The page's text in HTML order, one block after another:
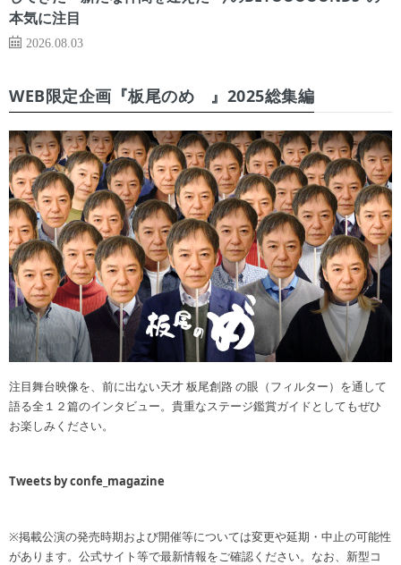
本気に注目
2026.08.03
WEB限定企画『板尾のめ゙』2025総集編
注目舞台映像を、前に出ない天才 板尾創路 の眼（フィルター）を通して
語る全１２篇のインタビュー。貴重なステージ鑑賞ガイドとしてもぜひ
お楽しみください。
Tweets by confe_magazine
※掲載公演の発売時期および開催等については変更や延期・中止の可能性
があります。公式サイト等で最新情報をご確認ください。なお、新型コ